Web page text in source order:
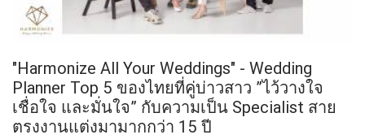
"Harmonize All Your Weddings" - Wedding
Planner Top 5 ของไทยที่คู่บ่าวสาว ”ไว้วางใจ
เชื่อใจ และมั่นใจ” กับความเป็น Specialist สาย
ตรงงานแต่งมามากกว่า 15 ปี